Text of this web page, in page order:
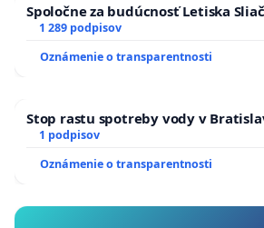
Spoločne za budúcnosť Letiska Sliač
1 289 podpisov
Oznámenie o transparentnosti
Stop rastu spotreby vody v
1 podpisov
Oznámenie o transparentnosti